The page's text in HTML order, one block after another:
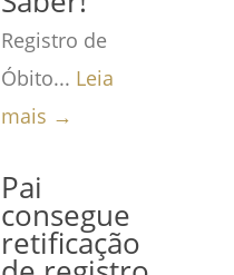
Registro de
Óbito... Leia
mais →
Pai
consegue
retificação